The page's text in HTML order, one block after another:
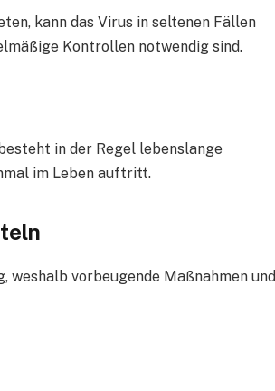
kann das Virus in seltenen Fällen
Kontrollen notwendig sind.
in der Regel lebenslange
im Leben auftritt.
vorbeugende Maßnahmen und